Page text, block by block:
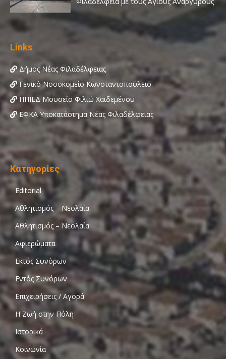
Links
Δήμος Νέας Φιλαδέλφειας
Γενικό Νοσοκομείο Κωνσταντοπούλειο
ΠΠΙΕΔ Μουσείο Φιλιώ Χαϊδεμένου
ΕΦΚΑ Υποκατάστημα Νέας Φιλαδέλφειας
Κατηγορίες
Editorial
Αθλητισμός – Νεολαία
Αθλητισμός – Νεολαία
Αφιερώματα
Εκτός Συνόρων
Εντός Συνόρων
Επιχειρήσεις / Αγορά
Η Ζωή στην Πόλη
Ιστορικά
Κοινωνία